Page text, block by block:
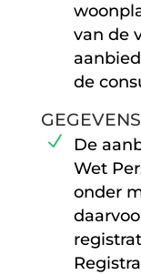
van de
de
De
Wet
onder